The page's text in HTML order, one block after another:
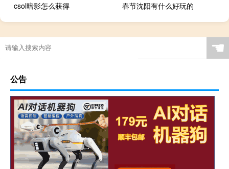
csol暗影怎么获得
春节沈阳有什么好玩的
☚
公告